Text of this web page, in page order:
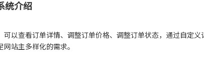
统介绍
可以查看订单详情、调整订单价格、调整订单状态，通过自定
站主多样化的需求。